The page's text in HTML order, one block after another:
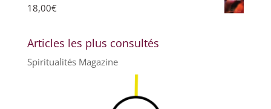
18,00€
Articles les plus consultés
Spiritualités Magazine